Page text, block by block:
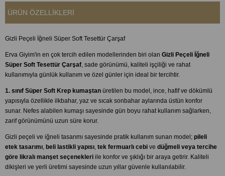
ÜRÜN ÖZELLIKLERI
Gizli Peçeli İğneli Süper Soft Tesettür Çarşaf
Erva Giyim'in en çok tercih edilen modellerinden biri olan Gizli Peçeli İğneli
Süper Soft Tesettür Çarşaf, sade görünümü, kaliteli işçiliği ve rahat
kullanımıyla günlük kullanım ve özel günler için ideal bir tercihtir.
1. sınıf Süper Soft Krep kumaştan üretilen bu model, ince, hafif ve dökümlü
yapısıyla özellikle ilkbahar, yaz ve sıcak sonbahar aylarında üstün konfor
sunar. Nefes alabilen kumaşı sayesinde gün boyu rahat kullanım sağlarken,
zarif görünümünü uzun süre korur.
Gizli peçeli ve iğneli tasarımı sayesinde pratik kullanım sunan model; pileli
etek tasarımı, beli lastikli yapısı, tek fermuarlı cebi ve düğmeli veya tercihe
göre likralı manşet seçenekleri ile konfor ve şıklığı bir araya getirir. Kaliteli
dikişleri ve yerli üretimi sayesinde uzun yıllar güvenle kullanılabilir.